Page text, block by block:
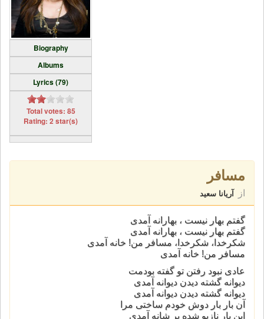
Biography
Albums
Lyrics (79)
Total votes: 85
Rating: 2 star(s)
مسافر
از آریانا سعید
گفتم بهار نیست ، بهارانه آمدی
گفتم بهار نیست ، بهارانه آمدی
شکرخدا، شکرخدا، مسافر من! خانه آمدی
مسافر من! خانه آمدی
عادی نبود رفتن تو گفته بودمت
دیوانه گشته دیدن دیوانه آمدی
دیوانه گشته دیدن دیوانه آمدی
آن بار بار دوش خودم ساختی مرا
این بار نازبو شده بر شانه آمدی